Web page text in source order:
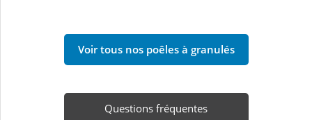
Voir tous nos poêles à granulés
Questions fréquentes